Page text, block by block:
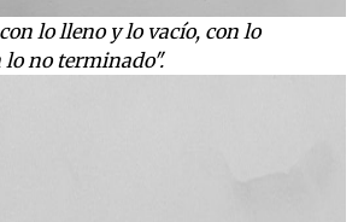
lo lleno y lo vacío, con lo
no terminado".